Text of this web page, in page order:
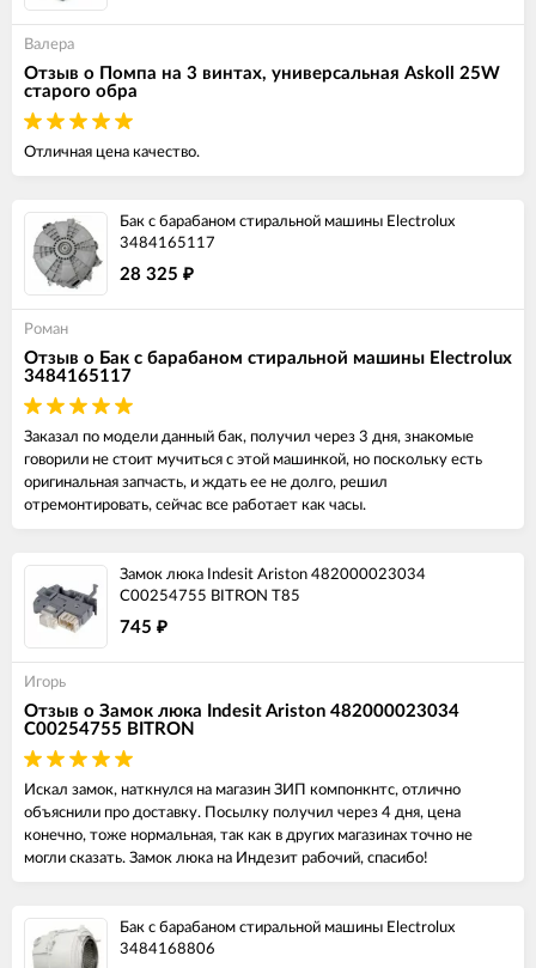
Валера
Отзыв о Помпа на 3 винтах, универсальная Askoll 25W
старого обра
Отличная цена качество.
Бак с барабаном стиральной машины Electrolux
3484165117
28 325 ₽
Роман
Отзыв о Бак с барабаном стиральной машины Electrolux
3484165117
Заказал по модели данный бак, получил через 3 дня, знакомые
говорили не стоит мучиться с этой машинкой, но поскольку есть
оригинальная запчасть, и ждать ее не долго, решил
отремонтировать, сейчас все работает как часы.
Замок люка Indesit Ariston 482000023034
C00254755 BITRON T85
745 ₽
Игорь
Отзыв о Замок люка Indesit Ariston 482000023034
C00254755 BITRON
Искал замок, наткнулся на магазин ЗИП компонкнтс, отлично
объяснили про доставку. Посылку получил через 4 дня, цена
конечно, тоже нормальная, так как в других магазинах точно не
могли сказать. Замок люка на Индезит рабочий, спасибо!
Бак с барабаном стиральной машины Electrolux
3484168806